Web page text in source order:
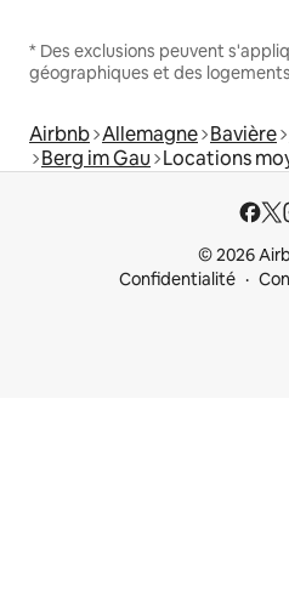
* Des exclusions peuvent
géographiques et des
Airbnb Allemagne Bavière
Berg im Gau Locations
© 2026
Confidentialité